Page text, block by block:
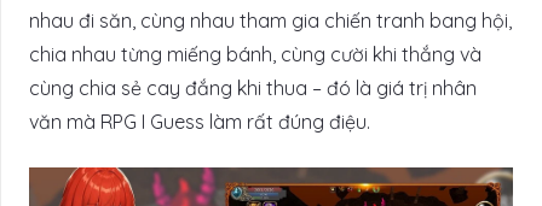
nhau đi săn, cùng nhau tham gia chiến tranh bang hội,
chia nhau từng miếng bánh, cùng cười khi thắng và
cùng chia sẻ cay đắng khi thua – đó là giá trị nhân
văn mà RPG I Guess làm rất đúng điệu.